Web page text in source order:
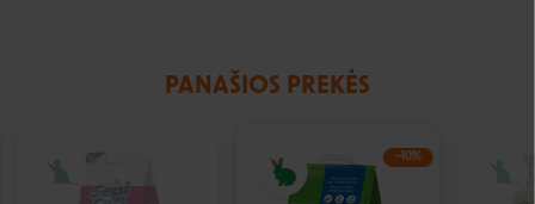
PANAŠIOS PREKĖS
−10%